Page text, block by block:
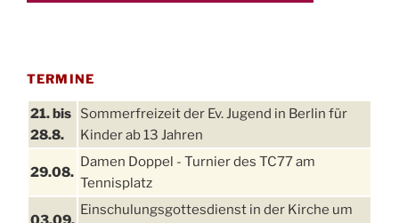
TERMINE
21. bis
28.8.
Sommerfreizeit der Ev. Jugend in Berlin für
Kinder ab 13 Jahren
29.08.
Damen Doppel - Turnier des TC77 am
Tennisplatz
Einschulungsgottesdienst in der Kirche um